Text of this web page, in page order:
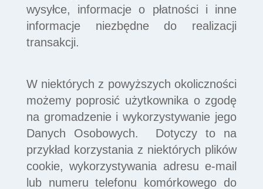
wysyłce, informacje o płatności i inne
informacje niezbędne do realizacji
transakcji.
W niektórych z powyższych okoliczności
możemy poprosić użytkownika o zgodę
na gromadzenie i wykorzystywanie jego
Danych Osobowych. Dotyczy to na
przykład korzystania z niektórych plików
cookie, wykorzystywania adresu e-mail
lub numeru telefonu komórkowego do